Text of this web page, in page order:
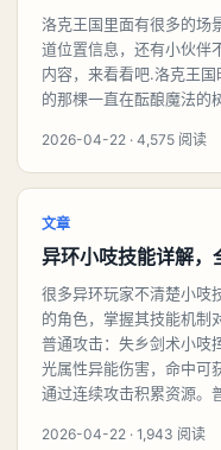
洛克王国里面有很多的场
道位置信息，还有小伙伴
内容，来看看吧.洛克王国
的那棵一直在酝酿魔法的
2026-04-22 · 4,575 阅读
文章
异环小吱技能详解，
很多异环玩家不清楚小吱
的角色，掌握其技能机制
普通攻击：失乡剑术小吱
光属性异能伤害，命中可
通过连续攻击积累资源。
2026-04-22 · 1,943 阅读